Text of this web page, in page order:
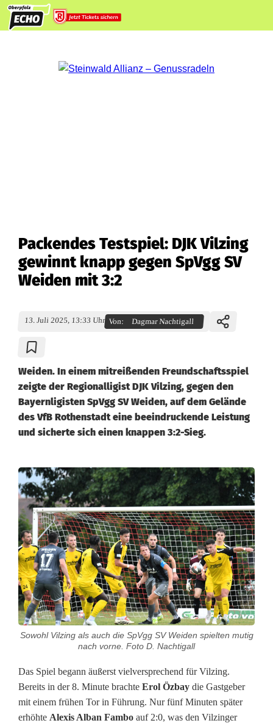
Packendes Testspiel: DJK Vilzing
gewinnt knapp gegen SpVgg SV
Weiden mit 3:2
13. Juli 2025, 13:33 Uhr Von: Dagmar Nachtigall
Weiden. In einem mitreißenden Freundschaftsspiel
zeigte der Regionalligist DJK Vilzing, gegen den
Bayernligisten SpVgg SV Weiden, auf dem Gelände
des VfB Rothenstadt eine beeindruckende Leistung
und sicherte sich einen knappen 3:2-Sieg.
P
a
c
k
e
n
d
e
T
e
Sowohl Vilzing als auch die SpVgg SV Weiden spielten mutig
nach vorne. Foto D. Nachtigall
Das Spiel begann äußerst vielversprechend für Vilzing.
Bereits in der 8. Minute brachte Erol Özbay die Gastgeber
mit einem frühen Tor in Führung. Nur fünf Minuten später
erhöhte Alexis Alban Fambo auf 2:0, was den Vilzinger